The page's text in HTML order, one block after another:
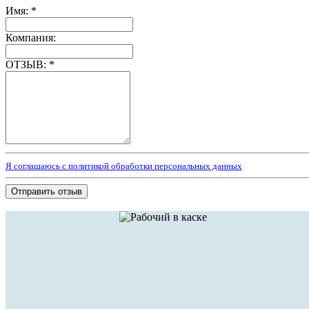
Имя: *
Компания:
ОТЗЫВ: *
Я соглашаюсь с политикой обработки персональных данных
Отправить отзыв